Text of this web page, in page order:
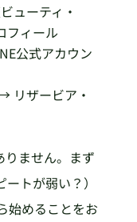
ューティ・
フィール
公式アカウン
リザービア・
りません。まず
トが弱い？）
始めることをお